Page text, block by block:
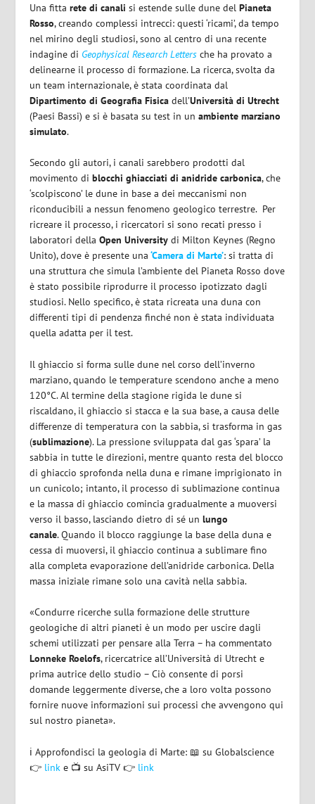
Una fittarete di canali si estende sulle dune delPianeta
Rosso, creando complessi intrecci: questi ‘ricami’, da tempo
nel mirino degli studiosi, sono al centro di una recente
indagine di Geophysical Research Letters che ha provato a
delinearne il processo di formazione. La ricerca, svolta da
un team internazionale, è stata coordinata dal
Dipartimento di Geografia Fisica dell’Università di Utrecht
(Paesi Bassi) e si è basata su test in unambiente marziano
simulato.
Secondo gli autori, i canali sarebbero prodotti dal
movimento diblocchi ghiacciati di anidride carbonica, che
‘scolpiscono’ le dune in base a dei meccanismi non
riconducibili a nessun fenomeno geologico terrestre. Per
ricreare il processo, i ricercatori si sono recati presso i
laboratori dellaOpen University di Milton Keynes (Regno
Unito), dove è presente una ‘Camera di Marte’: si tratta di
una struttura che simula l’ambiente del Pianeta Rosso dove
è stato possibile riprodurre il processo ipotizzato dagli
studiosi. Nello specifico, è stata ricreata una duna con
differenti tipi di pendenza finché non è stata individuata
quella adatta per il test.
Il ghiaccio si forma sulle dune nel corso dell’inverno
marziano, quando le temperature scendono anche a meno
120°C. Al termine della stagione rigida le dune si
riscaldano, il ghiaccio si stacca e la sua base, a causa delle
differenze di temperatura con la sabbia, si trasforma in gas
(sublimazione). La pressione sviluppata dal gas ‘spara’ la
sabbia in tutte le direzioni, mentre quanto resta del blocco
di ghiaccio sprofonda nella duna e rimane imprigionato in
un cunicolo; intanto, il processo di sublimazione continua
e la massa di ghiaccio comincia gradualmente a muoversi
verso il basso, lasciando dietro di sé unlungo
canale. Quando il blocco raggiunge la base della duna e
cessa di muoversi, il ghiaccio continua a sublimare fino
alla completa evaporazione dell’anidride carbonica. Della
massa iniziale rimane solo una cavità nella sabbia.
«Condurre ricerche sulla formazione delle strutture
geologiche di altri pianeti è un modo per uscire dagli
schemi utilizzati per pensare alla Terra – ha commentato
Lonneke Roelofs, ricercatrice all’Università di Utrecht e
prima autrice dello studio – Ciò consente di porsi
domande leggermente diverse, che a loro volta possono
fornire nuove informazioni sui processi che avvengono qui
sul nostro pianeta».
ℹ️ Approfondisci la geologia di Marte:📖 su Globalscience
👉 link e 📺 su AsiTV👉 link